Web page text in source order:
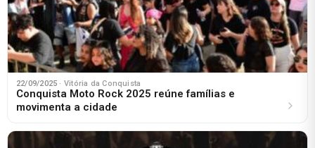
22/09/2025 · Vitória da Conquista
Conquista Moto Rock 2025 reúne famílias e
movimenta a cidade